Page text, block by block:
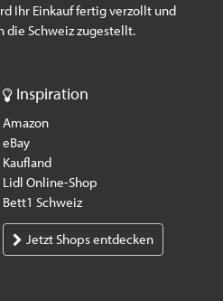
Ihr Einkauf fertig verzollt und
die Schweiz zugestellt.
Inspiration
Amazon
eBay
Kaufland
Lidl Online-Shop
Bett1 Schweiz
Jetzt Shops entdecken